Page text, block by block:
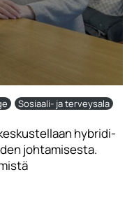
Sosiaali- ja terveysala
hybridi-
johtamisesta.